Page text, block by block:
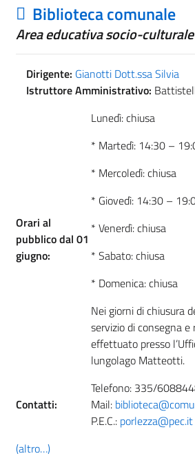
Biblioteca comunale
Area educativa socio-culturale
Dirigente: Gianotti Dott.ssa Silvia
Istruttore Amministrativo:
Orari al
pubblico dal 01
giugno:
Lunedì: chiusa
* Martedì: 14:30 –
* Mercoledì: chiusa
* Giovedì: 14:30 –
* Venerdì: chiusa
* Sabato: chiusa
* Domenica: chiusa
Nei giorni di chiusura
servizio di consegna
effettuato presso
lungolago Matteotti.
Contatti:
Telefono: 335/
Mail:
P.E.C.: porlezza@pec.it
(altro…)